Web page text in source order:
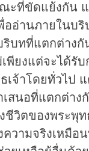
ะที่ขัดแย้งกัน แ
ออ่านภายในบ
ริบทที่แตกต่าง
เพียงแต่จะได้
จ้าโดยทั่วไป
สนอที่แตกต่าง
วิตของพระพุท
วามจริงเหมือ